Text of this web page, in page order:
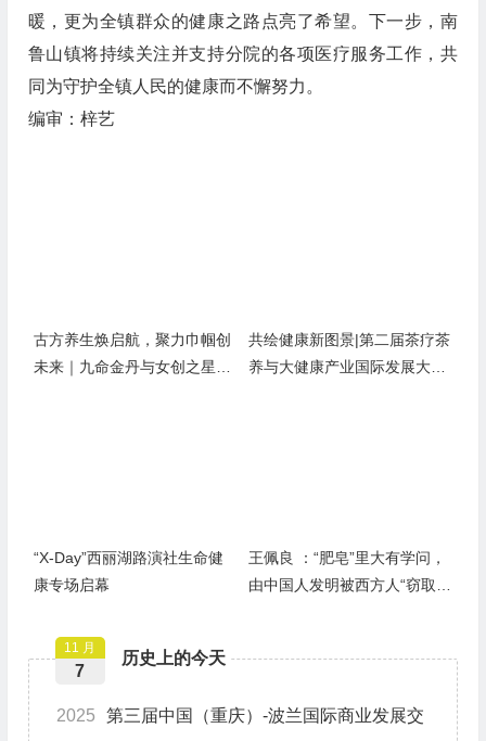
暖，更为全镇群众的健康之路点亮了希望。下一步，南
鲁山镇将持续关注并支持分院的各项医疗服务工作，共
同为守护全镇人民的健康而不懈努力。
编审：梓艺
古方养生焕启航，聚力巾帼创
未来｜九命金丹与女创之星签
共绘健康新图景|第二届茶疗茶
养与大健康产业国际发展大会
“X-Day”西丽湖路演社生命健
康专场启幕
王佩良 ：“肥皂”里大有学问，
由中国人发明被西方人“窃取”
历史上的今天
11 月
7
2025 第三届中国（重庆）-波兰国际商业发展交